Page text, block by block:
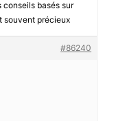
conseils basés sur
souvent précieux
#86240